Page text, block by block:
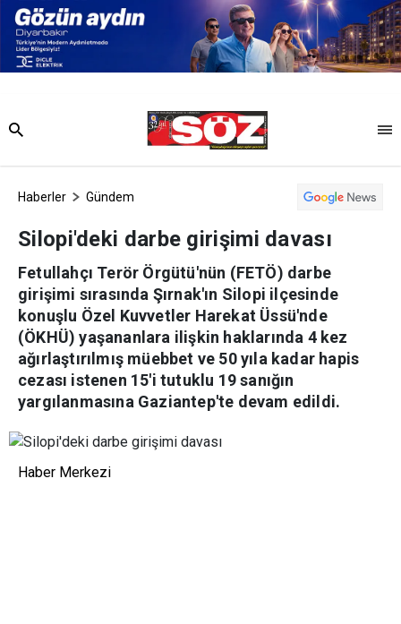
Haberler Gündem
Silopi'deki darbe girişimi davası
Fetullahçı Terör Örgütü'nün (FETÖ) darbe
girişimi sırasında Şırnak'ın Silopi ilçesinde
konuşlu Özel Kuvvetler Harekat Üssü'nde
(ÖKHÜ) yaşananlara ilişkin haklarında 4 kez
ağırlaştırılmış müebbet ve 50 yıla kadar hapis
cezası istenen 15'i tutuklu 19 sanığın
yargılanmasına Gaziantep'te devam edildi.
Haber Merkezi